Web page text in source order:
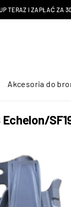
TERAZ I ZAPŁAĆ ZA
Akcesoria do
Echelon/